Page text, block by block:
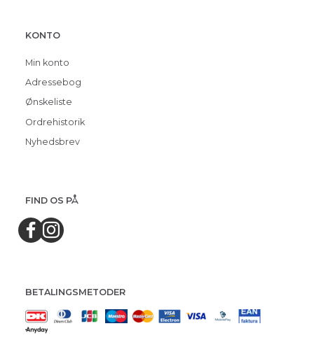
KONTO
Min konto
Adressebog
Ønskeliste
Ordrehistorik
Nyhedsbrev
FIND OS PÅ
BETALINGSMETODER